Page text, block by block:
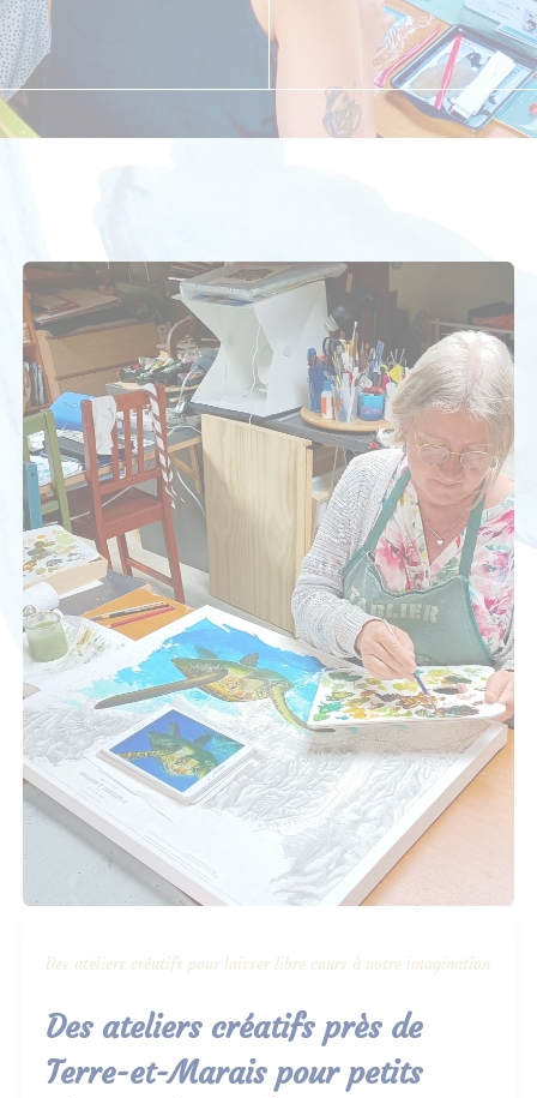
Des ateliers créatifs pour laisser libre cours à votre imagination
Des ateliers créatifs près de
Terre-et-Marais pour petits